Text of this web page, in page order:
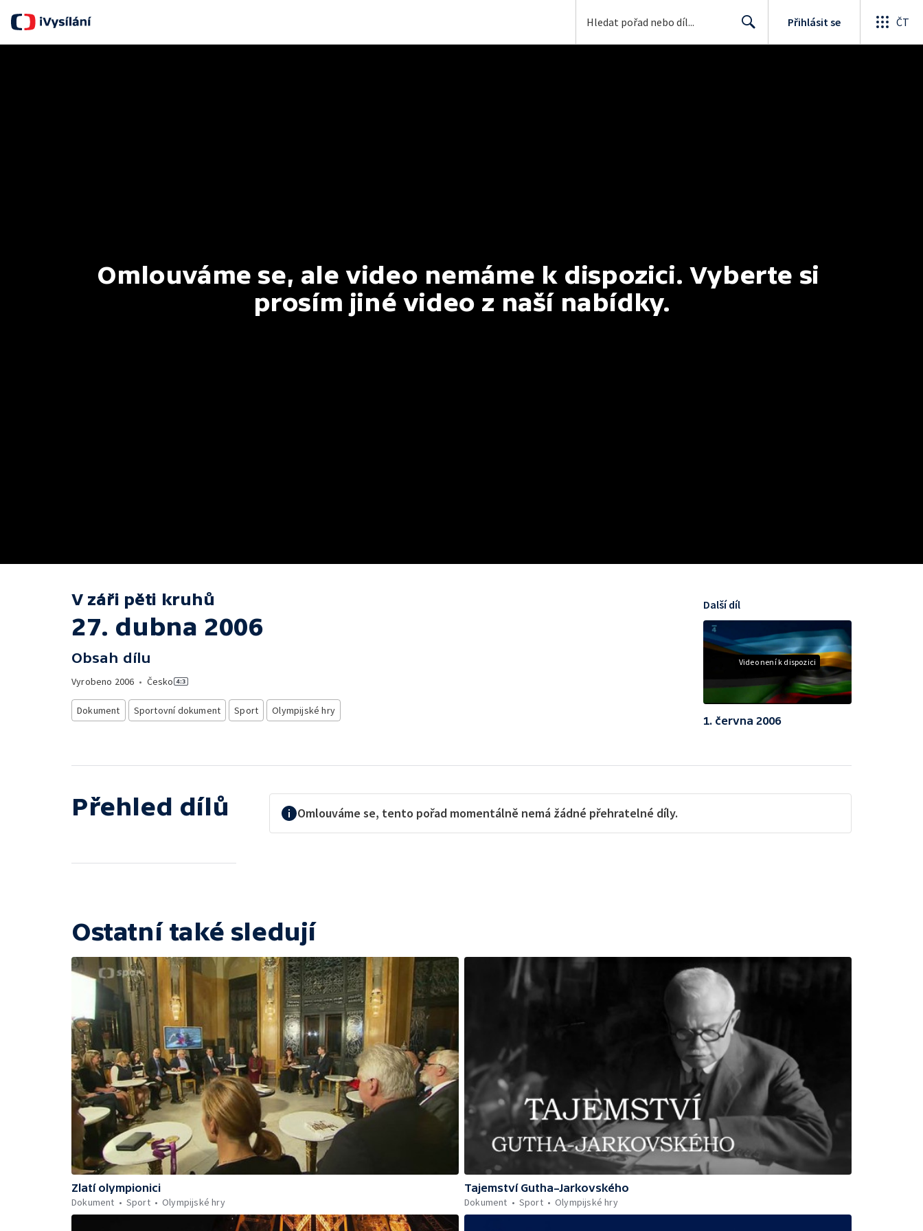
Přihlásit se ČT
Omlouváme se, ale video nemáme k dispozici. Vyberte si
prosím jiné video z naší nabídky.
V záři pěti kruhů
27. dubna 2006
Obsah dílu
Vyrobeno 2006 • Česko
Dokument Sportovní dokument Sport Olympijské hry
Video není k dispozici
Další díl
1. června 2006
Přehled dílů Omlouváme se, tento pořad momentálně nemá žádné přehratelné díly.
Ostatní také sledují
Zlatí olympionici
Dokument
Sport Olympijské hry
Tajemství Gutha–Jarkovského
Dokument
Sport Olympijské hry